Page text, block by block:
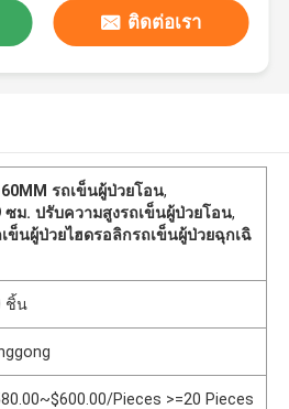
ติดต่อเรา
รถเข็นผู้ป่วยโอน,
ซม. ปรับความสูงรถเข็นผู้ป่วยโอน,
ข็นผู้ป่วยไฮดรอลิกรถเข็นผู้ป่วยฉุกเฉิ
ชิ้น
Pieces >=20 Pieces